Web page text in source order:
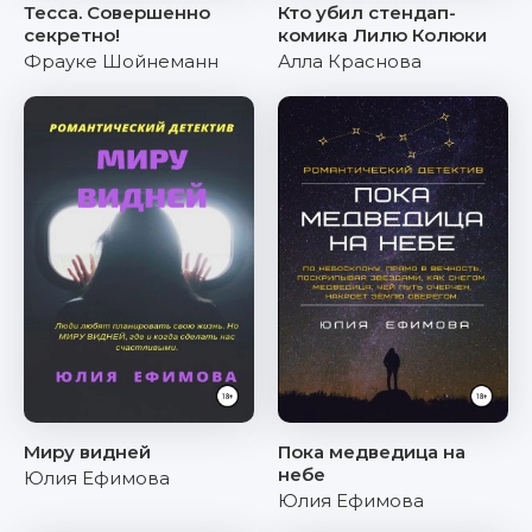
Тесса. Совершенно
секретно!
Фрауке Шойнеманн
Кто убил стендап-
комика Лилю Колюки
Алла Краснова
Миру видней
Юлия Ефимова
Пока медведица на
небе
Юлия Ефимова